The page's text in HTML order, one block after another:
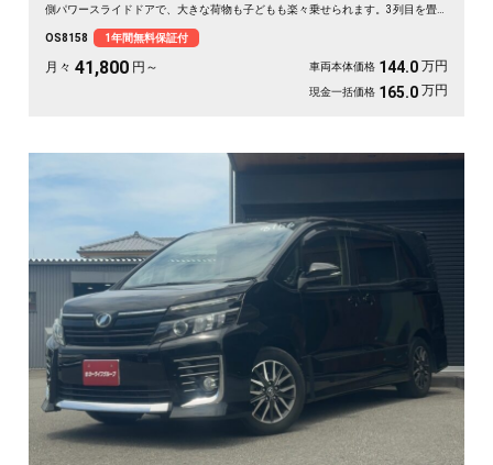
側パワースライドドアで、大きな荷物も子どもも楽々乗せられます。3列目を畳
ンETCで週末の遠出も快適そのもの。仲間との旅行にも送迎にも頼れる相棒です
🚗✨💺🙌。安心の《1年保証付》でお渡しします😊
OS8158 1年間無料保証付
月々 41,800 円～ 車両本体価格 144.0 万円
現金一括価格 165.0 万円